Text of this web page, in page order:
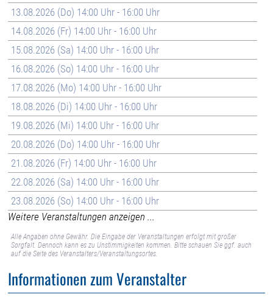
13.08.2026 (Do) 14:00 Uhr - 16:00 Uhr
14.08.2026 (Fr) 14:00 Uhr - 16:00 Uhr
15.08.2026 (Sa) 14:00 Uhr - 16:00 Uhr
16.08.2026 (So) 14:00 Uhr - 16:00 Uhr
17.08.2026 (Mo) 14:00 Uhr - 16:00 Uhr
18.08.2026 (Di) 14:00 Uhr - 16:00 Uhr
19.08.2026 (Mi) 14:00 Uhr - 16:00 Uhr
20.08.2026 (Do) 14:00 Uhr - 16:00 Uhr
21.08.2026 (Fr) 14:00 Uhr - 16:00 Uhr
22.08.2026 (Sa) 14:00 Uhr - 16:00 Uhr
23.08.2026 (So) 14:00 Uhr - 16:00 Uhr
Weitere Veranstaltungen anzeigen ...
Alle Angaben ohne Gewähr. Die Eingabe der Veranstaltungen erfolgt mit großer
Sorgfalt. Dennoch kann es zu Unstimmigkeiten kommen. Bitte schauen Sie ggf. auch
auf die Seite des Veranstalters/Veranstaltungsortes.
Informationen zum Veranstalter